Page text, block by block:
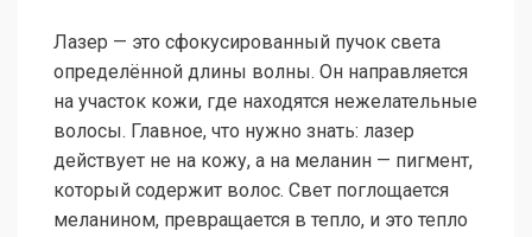
Лазер — это сфокусированный пучок света
определённой длины волны. Он направляется
на участок кожи, где находятся нежелательные
волосы. Главное, что нужно знать: лазер
действует не на кожу, а на меланин — пигмент,
который содержит волос. Свет поглощается
меланином, превращается в тепло, и это тепло